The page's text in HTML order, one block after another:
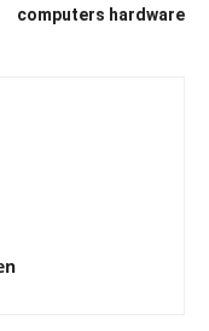
computers hardware